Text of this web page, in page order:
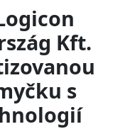
Kft.
s